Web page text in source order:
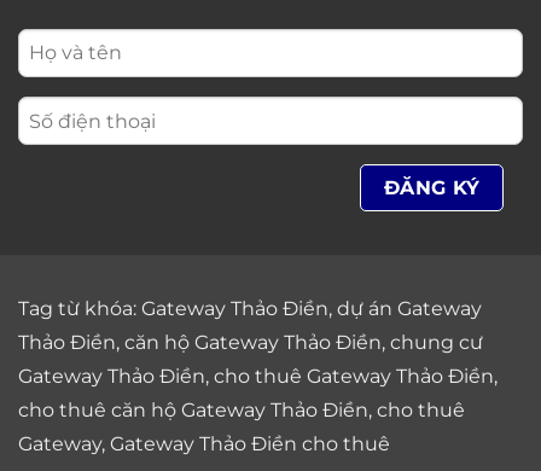
Tag từ khóa: Gateway Thảo Điền, dự án Gateway
Thảo Điền, căn hộ Gateway Thảo Điền, chung cư
Gateway Thảo Điền, cho thuê Gateway Thảo Điền,
cho thuê căn hộ Gateway Thảo Điền, cho thuê
Gateway, Gateway Thảo Điền cho thuê